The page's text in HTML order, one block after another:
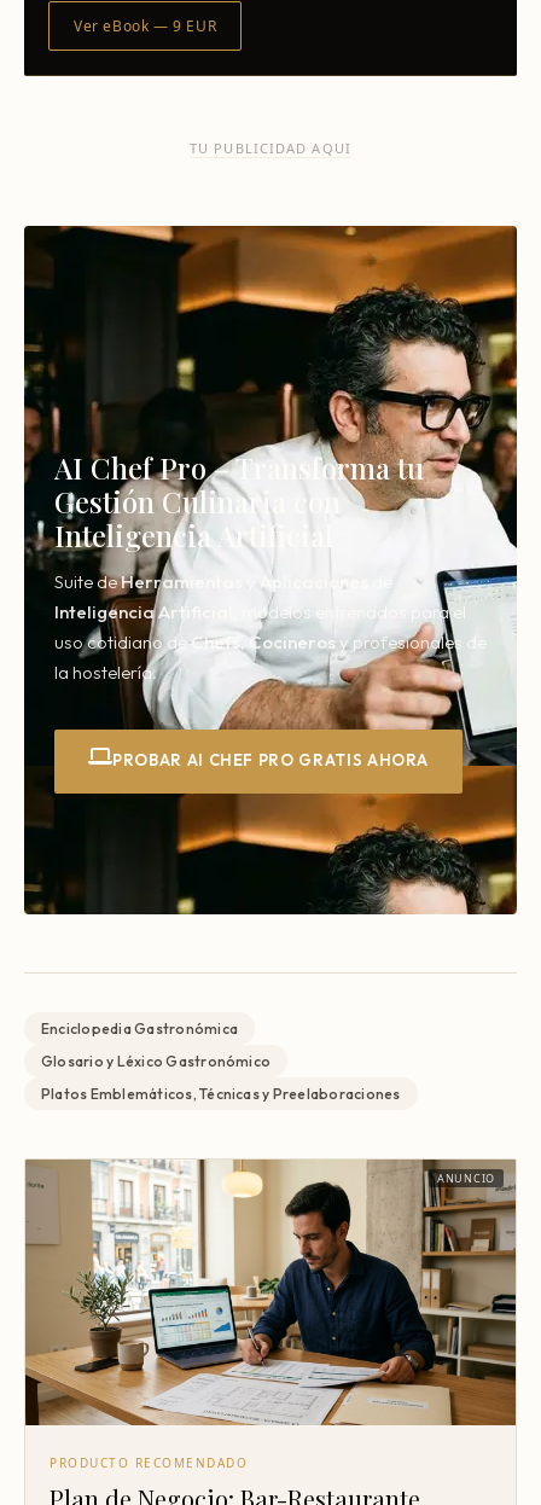
Ver eBook — 9 EUR
TU PUBLICIDAD AQUI
AI Chef Pro – Transforma tu
Gestión Culinaria con
Inteligencia Artificial
Suite deHerramientas Aplicaciones
InteligenciaArtificial,
modelos entrenados para el
uso cotidiano deChefs ,Cocinerosy profesionales de
la hostelería.
PROBAR AI CHEF PRO GRATIS AHORA
Enciclopedia Gastronómica
Glosario y Léxico Gastronómico
Platos Emblemáticos, Técnicas y Preelaboraciones
ANUNCIO
PRODUCTO RECOMENDADO
Plan de Negocio: Bar-Restaurante